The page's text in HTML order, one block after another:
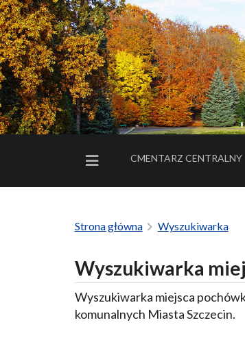
MENU BOCZNE
CMENTARZ CENTRALNY
Strona główna Wyszukiwarka
Wyszukiwarka
Wyszukiwarka miejsca
komunalnych Miasta Szczecin.